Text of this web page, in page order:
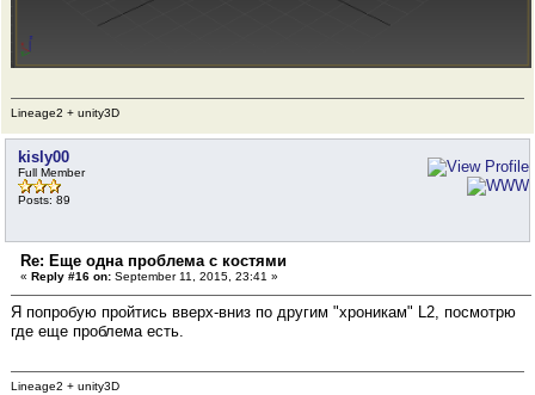
Lineage2 + unity3D
kisly00
Full Member
Posts: 89
Re: Еще одна проблема с костями
« Reply #16 on: September 11, 2015, 23:41 »
Я попробую пройтись вверх-вниз по другим "хроникам" L2, посмотрю
где еще проблема есть.
Lineage2 + unity3D